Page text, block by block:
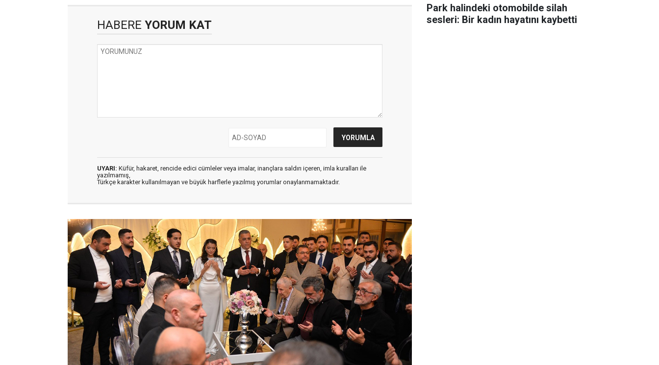
HABERE YORUM KAT
UYARI: Küfür, hakaret, rencide edici cümleler veya imalar, inançlara saldırı içeren, imla kuralları ile
yazılmamış,
Türkçe karakter kullanılmayan ve büyük harflerle yazılmış yorumlar onaylanmamaktadır.
Park halindeki otomobilde silah
sesleri: Bir kadın hayatını kaybetti